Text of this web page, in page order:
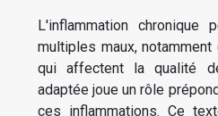
L'inflammation
multiples maux,
qui affectent la qualité
adaptée joue un rôle
ces inflammations. Ce